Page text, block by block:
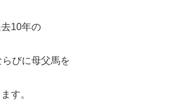
10年の
びに母父馬を
す。